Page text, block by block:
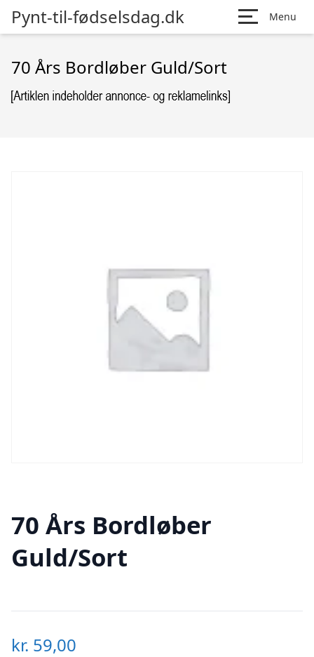
Pynt-til-fødselsdag.dk Menu
70 Års Bordløber Guld/Sort
70 Års Bordløber
Guld/Sort
kr. 59,00